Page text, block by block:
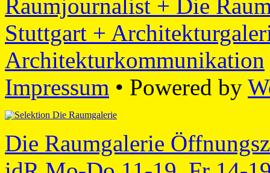
Raumjournalist + Die
Stuttgart +
Architekturkommunikation
Impressum • Powered by
Die Raumgalerie